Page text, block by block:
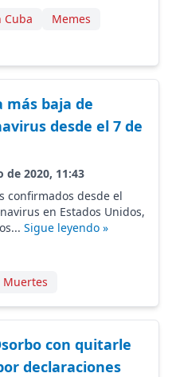
Cuba
Memes
baja de
desde el 7 de
de 2020, 11:43
confirmados desde el
en Estados Unidos,
Sigue leyendo »
Muertes
con quitarle
declaraciones